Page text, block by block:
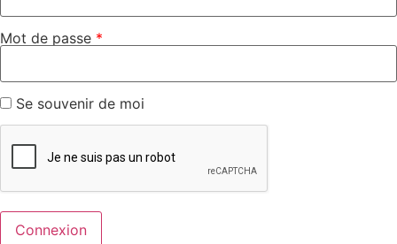
Mot de passe *
Se souvenir de moi